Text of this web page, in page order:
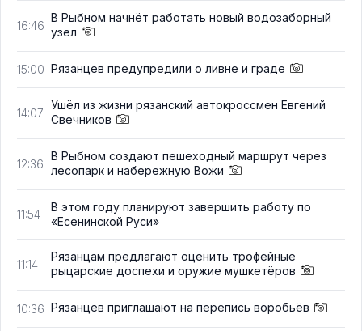
16:46
В Рыбном начнёт работать новый водозаборный
узел
15:00 Рязанцев предупредили о ливне и граде
14:07
Ушёл из жизни рязанский автокроссмен Евгений
Свечников
12:36
В Рыбном создают пешеходный маршрут через
лесопарк и набережную Вожи
11:54
В этом году планируют завершить работу по
«Есенинской Руси»
11:14
Рязанцам предлагают оценить трофейные
рыцарские доспехи и оружие мушкетёров
10:36 Рязанцев приглашают на перепись воробьёв